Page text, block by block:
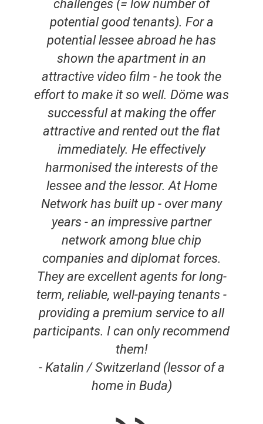
challenges (= low number of
potential good tenants). For a
potential lessee abroad he has
shown the apartment in an
attractive video film - he took the
effort to make it so well. Döme was
successful at making the offer
attractive and rented out the flat
immediately. He effectively
harmonised the interests of the
lessee and the lessor. At Home
Network has built up - over many
years - an impressive partner
network among blue chip
companies and diplomat forces.
They are excellent agents for long-
term, reliable, well-paying tenants -
providing a premium service to all
participants. I can only recommend
them!
- Katalin / Switzerland (lessor of a
home in Buda)